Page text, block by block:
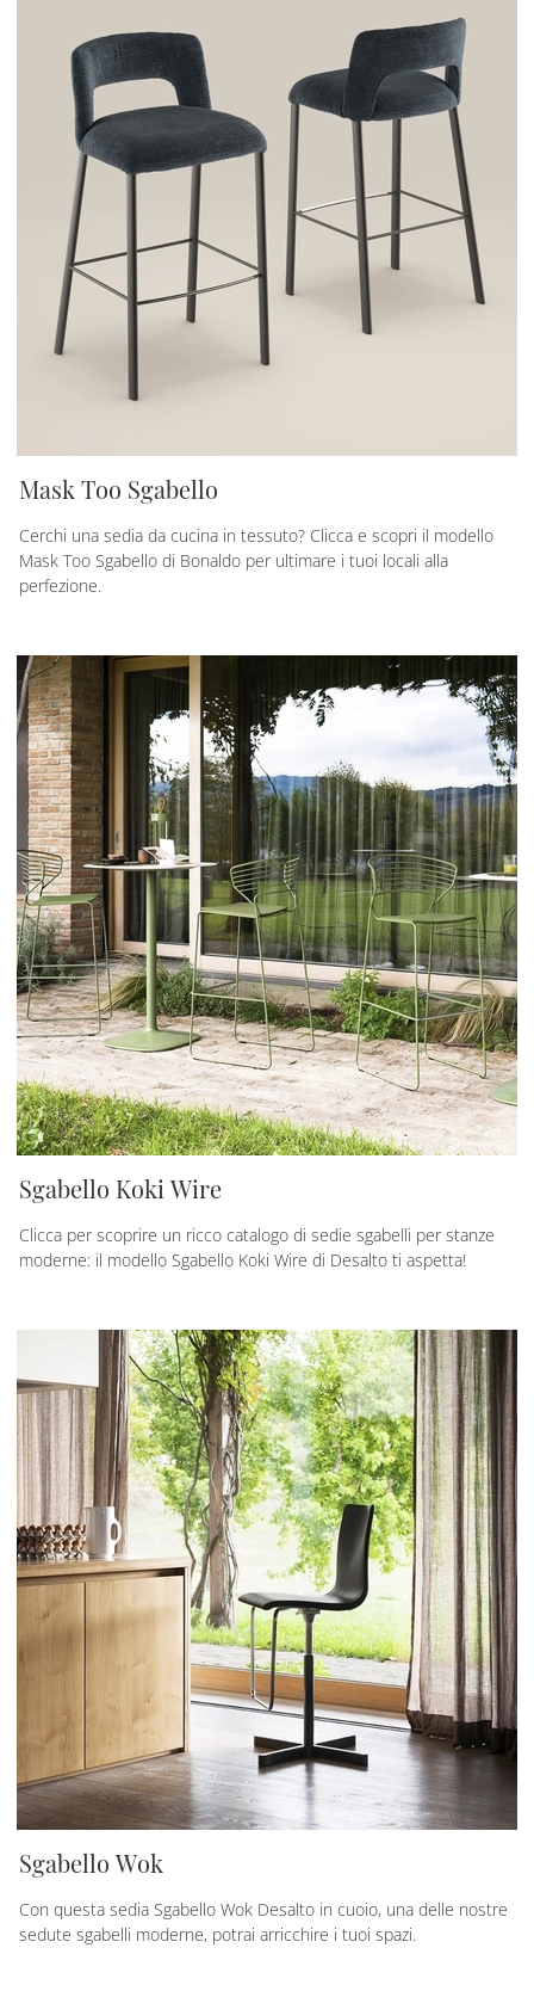
Mask Too Sgabello
Cerchi una sedia da cucina in tessuto? Clicca e scopri il modello
Mask Too Sgabello di Bonaldo per ultimare i tuoi locali alla
perfezione.
Sgabello Koki Wire
Clicca per scoprire un ricco catalogo di sedie sgabelli per stanze
moderne: il modello Sgabello Koki Wire di Desalto ti aspetta!
Sgabello Wok
Con questa sedia Sgabello Wok Desalto in cuoio, una delle nostre
sedute sgabelli moderne, potrai arricchire i tuoi spazi.